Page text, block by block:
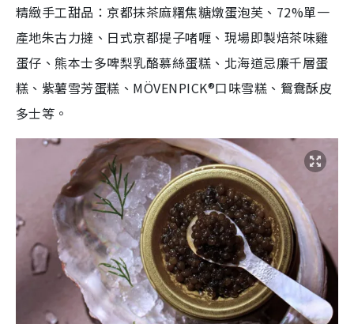
精緻手工甜品：京都抹茶麻糬焦糖燉蛋泡芙、72%單一
產地朱古力撻、日式京都提子啫喱、現場即製焙茶味雞
蛋仔、熊本士多啤梨乳酪慕絲蛋糕、北海道忌廉千層蛋
糕、紫薯雪芳蛋糕、MÖVENPICK®口味雪糕、鴛鴦酥皮
多士等。